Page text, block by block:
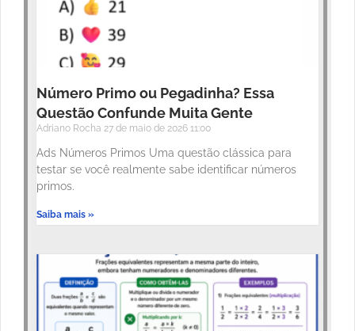
Número Primo ou Pegadinha? Essa
Questão Confunde Muita Gente
Adriano Rocha 27 de maio de 2026 11:00
Ads Números Primos Uma questão clássica para
testar se você realmente sabe identificar números
primos.
Saiba mais »